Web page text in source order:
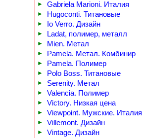
► Gabriela Marioni. Италия
► Hugoconti. Титановые
► Io Verro. Дизайн
► Ladat, полимер, металл
► Mien. Метал
► Pamela. Метал. Комбинир
► Pamela. Полимер
► Polo Boss. Титановые
► Serenity. Метал
► Valencia. Полимер
► Victory. Низкая цена
► Viewpoint. Мужские. Италия
► Villemont. Дизайн
► Vintage. Дизайн